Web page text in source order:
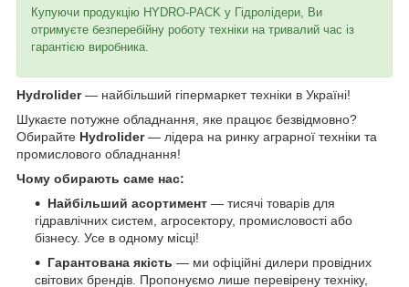
Купуючи продукцію HYDRO-PACK у Гідролідери, Ви
отримуєте безперебійну роботу техніки на тривалий час із
гарантією виробника.
Hydrolider— найбільший гіпермаркет техніки в Україні!
Шукаєте потужне обладнання, яке працює безвідмовно?
Обирайте Hydrolider— лідера на ринку аграрної техніки та
промислового обладнання!
Чому обирають саме нас:
Найбільший асортимент — тисячі товарів для
гідравлічних систем, агросектору, промисловості або
бізнесу. Усе в одному місці!
Гарантована якість — ми офіційні дилери провідних
світових брендів. Пропонуємо лише перевірену техніку,